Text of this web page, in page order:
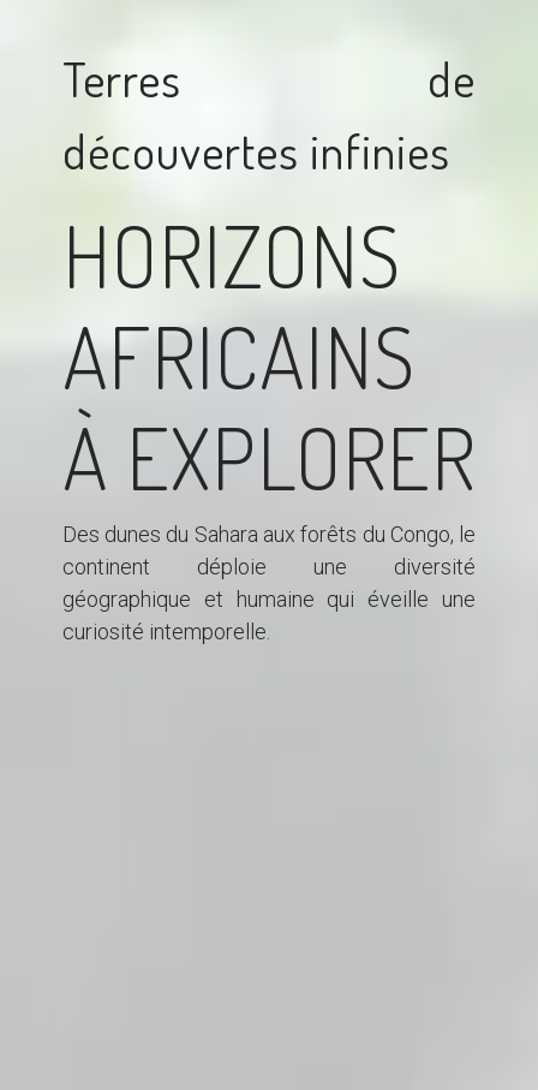
Terres de
découvertes infinies
HORIZONS
AFRICAINS
À EXPLORER
Des dunes du Sahara aux forêts du Congo, le
continent déploie une diversité
géographique et humaine qui éveille une
curiosité intemporelle.